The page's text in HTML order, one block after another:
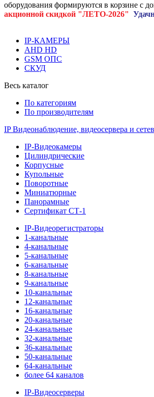
оборудования формируются в корзине с
акционной скидкой "ЛЕТО-2026"
IP-КАМЕРЫ
AHD HD
GSM ОПС
СКУД
Весь каталог
По категориям
По производителям
IP Видеонаблюдение, видеосервера и
IP-Видеокамеры
Цилиндрические
Корпусные
Купольные
Поворотные
Миниатюрные
Панорамные
Сертификат СТ-1
IP-Видеорегистраторы
1-канальные
4-канальные
5-канальные
6-канальные
8-канальные
9-канальные
10-канальные
12-канальные
16-канальные
20-канальные
24-канальные
32-канальные
36-канальные
50-канальные
64-канальные
более 64 каналов
IP-Видеосерверы